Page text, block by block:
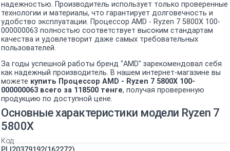
надежностью. Производитель использует только проверенные
технологии и материалы, что гарантирует долговечность и
удобство эксплуатации. Процессор AMD - Ryzen 7 5800X 100-
000000063 полностью соответствует высоким стандартам
качества и удовлетворит даже самых требовательных
пользователей.
За годы успешной работы бренд "AMD" зарекомендовал себя
как надежный производитель. В нашем интернет-магазине вы
можете купить Процессор AMD - Ryzen 7 5800X 100-
000000063 всего за 118500 тенге, получая проверенную
продукцию по доступной цене.
Основные характеристики модели Ryzen 7
5800X
Код